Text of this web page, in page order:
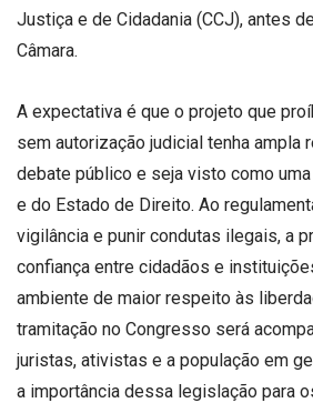
Justiça e de Cidadania (CCJ), antes
Câmara.
A expectativa é que o projeto que
sem autorização judicial tenha ampla
debate público e seja visto como
e do Estado de Direito. Ao
vigilância e punir condutas ilegais, a
confiança entre cidadãos e
ambiente de maior respeito às
tramitação no Congresso será
juristas, ativistas e a população em
a importância dessa legislação para